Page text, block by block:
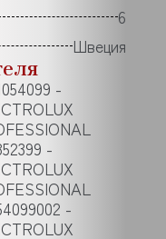
6
Швеция
-
-
-